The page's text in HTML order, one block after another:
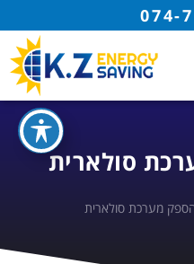
074-
סולארית
מערכת סולארית